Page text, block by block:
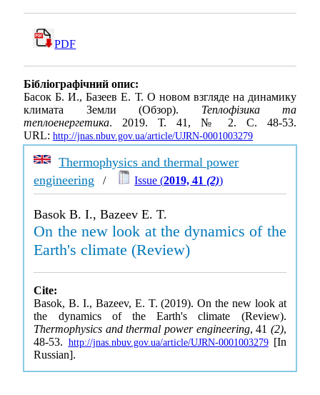
PDF
Бібліографічний опис:
Басок Б. И., Базеев Е. Т. О новом взгляде на динамику
климата Земли (Обзор). Теплофізика та
теплоенергетика. 2019. Т. 41, № 2. С. 48-53.
URL: http://jnas.nbuv.gov.ua/article/UJRN-0001003279
Thermophysics and thermal power
engineering / Issue (2019, 41(2))
Basok B. I., Bazeev E. T.
On the new look at the dynamics of the
Earth's climate (Review)
Cite:
Basok, B. I., Bazeev, E. T. (2019). On the new look at
the dynamics of the Earth's climate (Review).
Thermophysics and thermal power engineering, 41 (2),
48-53. http://jnas.nbuv.gov.ua/article/UJRN-0001003279[In
Russian].